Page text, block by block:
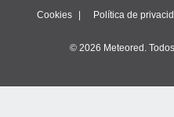
Cookies Política de
© 2026 Meteored.